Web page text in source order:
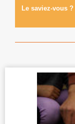
Le saviez-vous ?